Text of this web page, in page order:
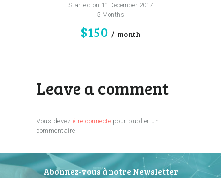
Started on 11 December 2017
5 Months
$150 month
Leave a comment
Vous devez être connecté pour publier un
commentaire.
Abonnez-vous à notre Newsletter